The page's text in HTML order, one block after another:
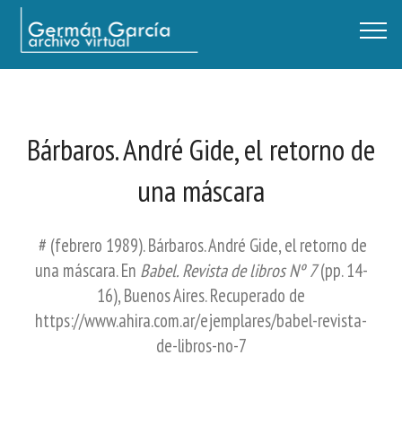
Germán García - Archivo Virtual / Centro Descartes, Buenos Aires
Bárbaros. André Gide, el retorno de
una máscara
# (febrero 1989). Bárbaros. André Gide, el retorno de
una máscara. En Babel. Revista de libros Nº 7(pp. 14-
16), Buenos Aires. Recuperado de
https://www.ahira.com.ar/ejemplares/babel-revista-
de-libros-no-7